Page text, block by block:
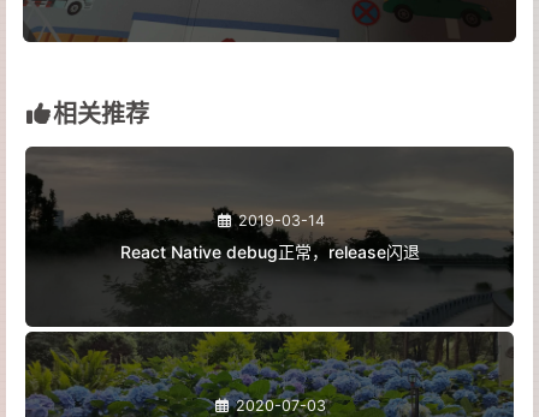
相关推荐
2019-03-14
React Native debug正常，release闪退
2020-07-03